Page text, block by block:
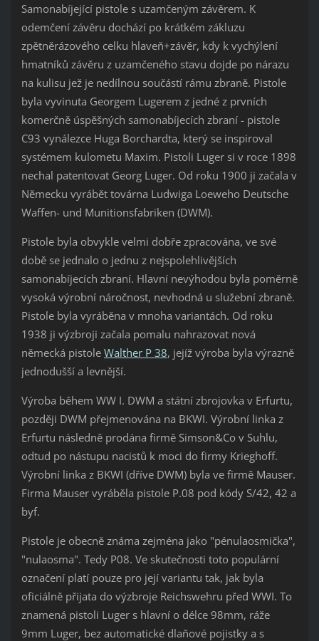
Samonabíjející pistole s uzamčeným závěrem. K
odemčení závěru dochází po krátkém zákluzu
zpětněrázového celku hlaveň+závěr, kdy k vychýlení
hmatníků závěru z uzamčeného stavu dojde po nárazu
na kulisu jež je nedílnou součástí rámu zbraně. Pistole
byla vyvinuta Georgem Lugerem z jedné z prvních
komerčně úspěšných samonabíjecích zbraní - pistole
C93 vynálezce Huga Borchardta, který se inspiroval
systémem kulometu Maxim. Pistoli Luger si v roce 1898
nechal patentovat Georg Luger. Od roku 1900 ji začala v
Německu vyrábět továrna Ludwiga Loeweho Deutsche
Waffen- und Munitionsfabriken (DWM).
Pistole byla obvykle velmi dobře zpracována, ve své
době se jednalo o jednu z nejspolehlivějších
samonabíjecích zbraní. Hlavní nevýhodou byla poměrně
vysoká výrobní náročnost, nevhodná u služební zbraně.
Pistole byla vyráběna v mnoha variantách. Od roku
1938 ji výzbroji začala pomalu nahrazovat nová
německá pistole Walther P 38, jejíž výroba byla výrazně
jednodušší a levnější.
Výroba během WW I. DWM a státní zbrojovka v Erfurtu,
později DWM přejmenována na BKWI. Výrobní linka z
Erfurtu následně prodána firmě Simson&Co v Suhlu,
odtud po nástupu nacistů k moci do firmy Krieghoff.
Výrobní linka z BKWI (dříve DWM) byla ve firmě Mauser.
Firma Mauser vyráběla pistole P.08 pod kódy S/42, 42 a
byf.
Pistole je obecně známa zejména jako "pénulaosmička",
"nulaosma". Tedy P08. Ve skutečnosti toto populární
označení platí pouze pro její variantu tak, jak byla
oficiálně přijata do výzbroje Reichswehru před WWI. To
znamená pistoli Luger s hlavní o délce 98mm, ráže
9mm Luger, bez automatické dlaňové pojistky a s